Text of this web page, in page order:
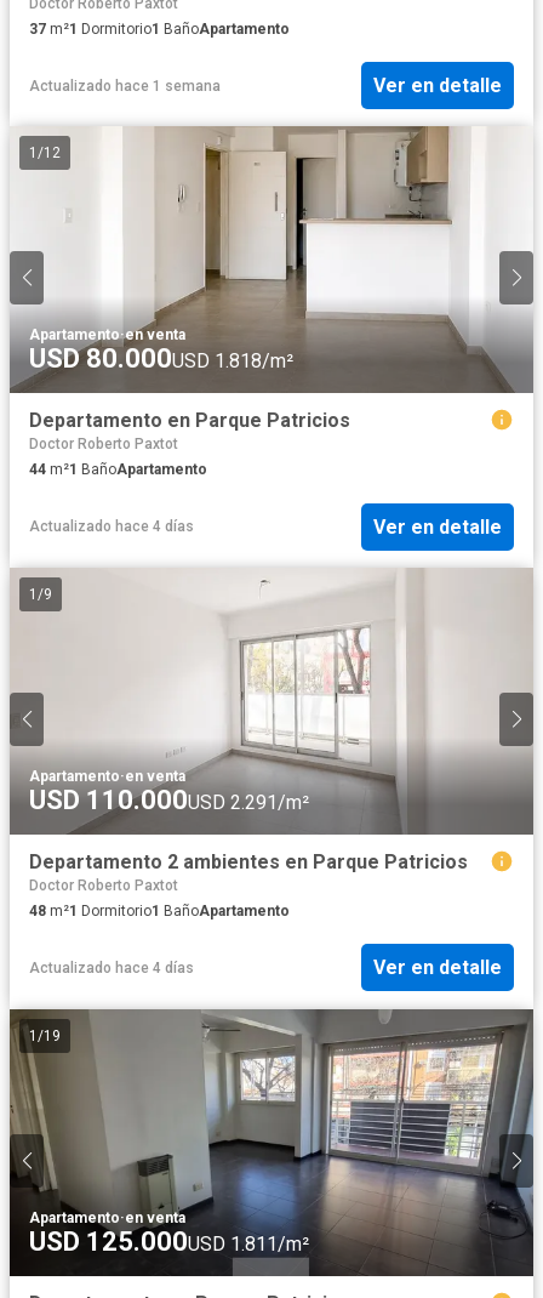
37 m²1 Dormitorio1 BañoApartamento
Actualizado hace 1 semana Ver en detalle
1 /12
Apartamento·en venta
USD 80.000USD 1.818/m²
Departamento en Parque Patricios
Doctor Roberto Paxtot
44 m²1 BañoApartamento
Actualizado hace 4 días Ver en detalle
1 /9
Apartamento·en venta
USD 110.000USD 2.291/m²
Departamento 2 ambientes en Parque Patricios
Doctor Roberto Paxtot
48 m²1 Dormitorio1 BañoApartamento
Actualizado hace 4 días Ver en detalle
1 /19
Apartamento·en venta
USD 125.000USD 1.811/m²